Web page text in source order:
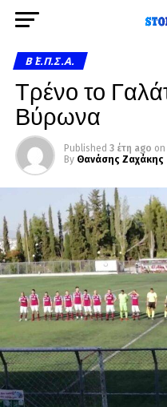
Β΄ Ε.Π.Σ.Α.
Τρένο το
Βύρωνα
Published 3 έτη ago on
By Θανάσης Ζαχάκης